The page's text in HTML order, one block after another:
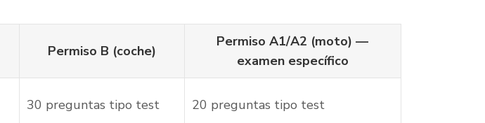
Permiso B (coche)
Permiso A1/A2 (moto) —
examen específico
30 preguntas tipo test 20 preguntas tipo test